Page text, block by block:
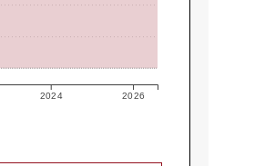
2024 2026